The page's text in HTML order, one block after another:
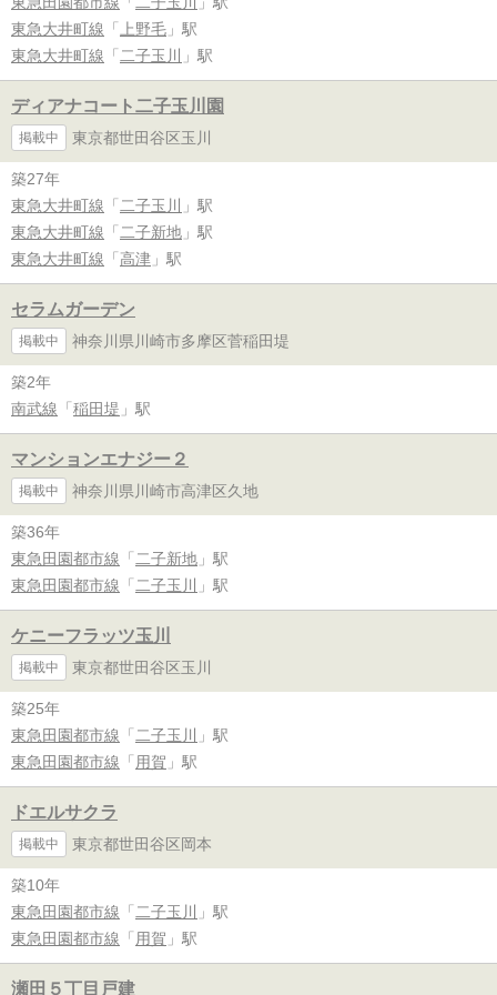
東急大井町線 「 上野毛 」駅
東急大井町線 「 二子玉川 」駅
ディアナコート二子玉川園
掲載中 東京都世田谷区玉川
築27年
東急大井町線 「 二子玉川
」駅
東急大井町線 「 二子新地 」駅
東急大井町線 「 高津 」駅
セラムガーデン
掲載中 神奈川県川崎市多摩区菅稲田堤
築2年
南武線 「 稲田堤 」駅
マンションエナジー２
掲載中 神奈川県川崎市高津区久地
築36年
東急田園都市線 「 二子新地 」駅
東急田園都市線 「 二子玉川 」駅
ケニーフラッツ玉川
掲載中 東京都世田谷区玉川
築25年
東急田園都市線 「 二子玉川
」駅
東急田園都市線 「 用賀 」駅
ドエルサクラ
掲載中 東京都世田谷区岡本
築10年
東急田園都市線 「 二子玉川
」駅
東急田園都市線 「 用賀 」駅
瀬田５丁目戸建